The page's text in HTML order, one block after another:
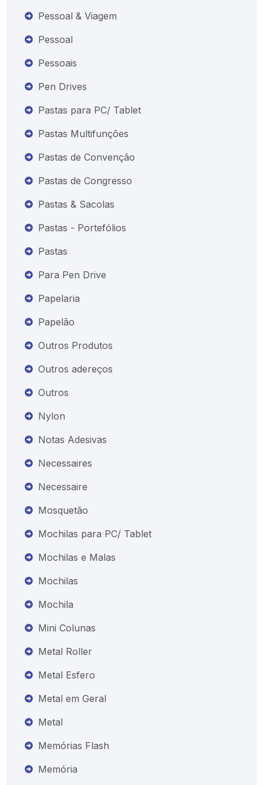
Pessoal & Viagem
Pessoal
Pessoais
Pen Drives
Pastas para PC/ Tablet
Pastas Multifunções
Pastas de Convenção
Pastas de Congresso
Pastas & Sacolas
Pastas - Portefólios
Pastas
Para Pen Drive
Papelaria
Papelão
Outros Produtos
Outros adereços
Outros
Nylon
Notas Adesivas
Necessaires
Necessaire
Mosquetão
Mochilas para PC/ Tablet
Mochilas e Malas
Mochilas
Mochila
Mini Colunas
Metal Roller
Metal Esfero
Metal em Geral
Metal
Memórias Flash
Memória